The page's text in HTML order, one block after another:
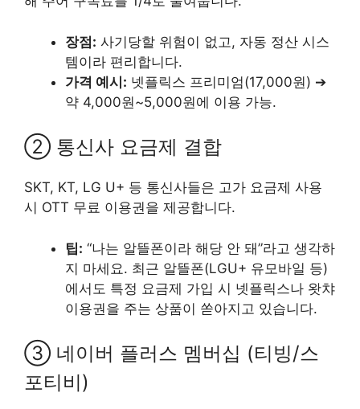
장점: 사기당할 위험이 없고, 자동 정산 시스
템이라 편리합니다.
가격 예시: 넷플릭스 프리미엄(17,000원) ➔
약 4,000원~5,000원에 이용 가능.
② 통신사 요금제 결합
SKT, KT, LG U+ 등 통신사들은 고가 요금제 사용
시 OTT 무료 이용권을 제공합니다.
팁: “나는 알뜰폰이라 해당 안 돼”라고 생각하
지 마세요. 최근 알뜰폰(LGU+ 유모바일 등)
에서도 특정 요금제 가입 시 넷플릭스나 왓챠
이용권을 주는 상품이 쏟아지고 있습니다.
③ 네이버 플러스 멤버십 (티빙/스
포티비)